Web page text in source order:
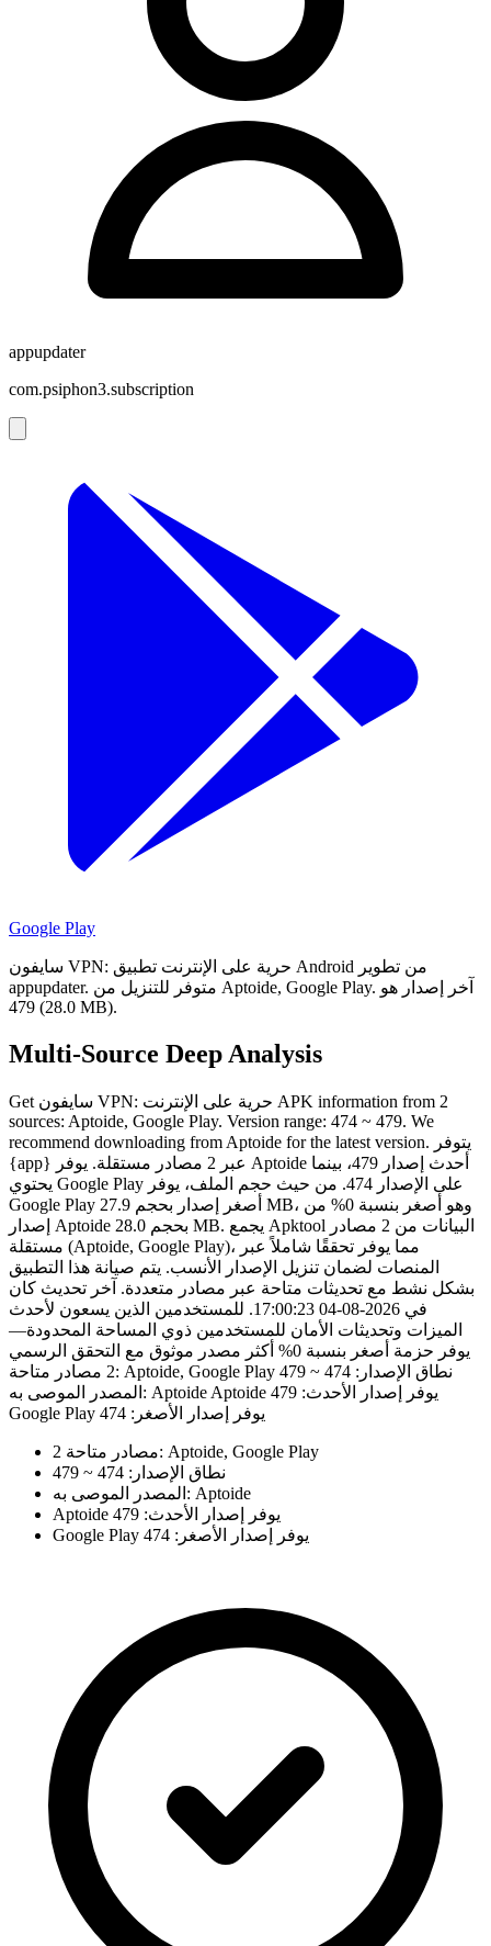
appupdater
com.psiphon3.subscription
Google Play
سايفون VPN: حرية على الإنترنت تطبيق Android من تطوير
appupdater.
متوفر للتنزيل من Aptoide, Google Play. آخر إصدار هو
479 (28.0 MB).
Multi-Source Deep Analysis
Get سايفون VPN: حرية على الإنترنت APK information from 2
sources: Aptoide, Google Play. Version range: 474 ~ 479. We
recommend downloading from Aptoide for the latest version. يتوفر
{app} عبر 2 مصادر مستقلة. يوفر Aptoide أحدث إصدار 479، بينما
يحتوي Google Play على الإصدار 474. من حيث حجم الملف، يوفر
Google Play أصغر إصدار بحجم 27.9 MB، وهو أصغر بنسبة 0% من
إصدار Aptoide بحجم 28.0 MB. يجمع Apktool البيانات من 2 مصادر
مستقلة (Aptoide, Google Play)، مما يوفر تحققًا شاملاً عبر
المنصات لضمان تنزيل الإصدار الأنسب. يتم صيانة هذا التطبيق
بشكل نشط مع تحديثات متاحة عبر مصادر متعددة. آخر تحديث كان
في 2026-08-04 17:00:23. للمستخدمين الذين يسعون لأحدث
الميزات وتحديثات الأمان للمستخدمين ذوي المساحة المحدودة—
يوفر حزمة أصغر بنسبة 0% أكثر مصدر موثوق مع التحقق الرسمي
2 مصادر متاحة: Aptoide, Google Play نطاق الإصدار: 474 ~ 479
المصدر الموصى به: Aptoide Aptoide يوفر إصدار الأحدث: 479
Google Play يوفر إصدار الأصغر: 474
2 مصادر متاحة: Aptoide, Google Play
نطاق الإصدار: 474 ~ 479
المصدر الموصى به: Aptoide
Aptoide يوفر إصدار الأحدث: 479
Google Play يوفر إصدار الأصغر: 474